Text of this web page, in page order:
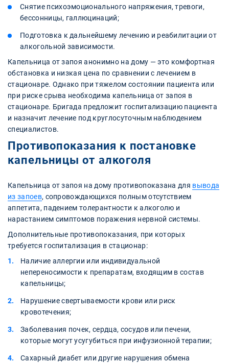
Снятие психоэмоционального напряжения, тревоги,
бессонницы, галлюцинаций;
Подготовка к дальнейшему лечению и реабилитации от
алкогольной зависимости.
Капельница от запоя анонимно на дому — это комфортная
обстановка и низкая цена по сравнении с лечением в
стационаре. Однако при тяжелом состоянии пациента или
при риске срыва необходима капельница от запоя в
стационаре. Бригада предложит госпитализацию пациента
и назначит лечение под круглосуточным наблюдением
специалистов.
Противопоказания к постановке
капельницы от алкоголя
Капельница от запоя на дому противопоказана для вывода
из запоев, сопровождающихся полным отсутствием
аппетита, падением толерантности к алкоголю и
нарастанием симптомов поражения нервной системы.
Дополнительные противопоказания, при которых
требуется госпитализация в стационар:
Наличие аллергии или индивидуальной
непереносимости к препаратам, входящим в состав
капельницы;
Нарушение свертываемости крови или риск
кровотечения;
Заболевания почек, сердца, сосудов или печени,
которые могут усугубиться при инфузионной терапии;
Сахарный диабет или другие нарушения обмена